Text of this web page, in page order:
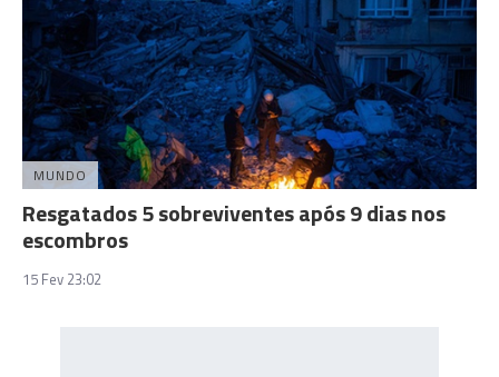
MUNDO
Resgatados 5 sobreviventes após 9 dias nos
escombros
15 Fev 23:02